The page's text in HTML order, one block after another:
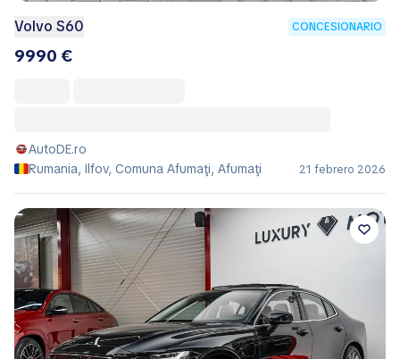
Volvo S60 CONCESIONARIO
9990 €
AutoDE.ro
Rumania, Ilfov, Comuna Afumaţi, Afumaţi
21 febrero 2026